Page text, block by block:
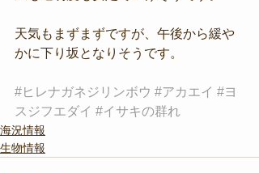
天気もまずまずですが、午後から緩や
かに下り坂となりそうです。
#ヒレナガネジリンボウ #アカエイ #ヨ
スジフエダイ #イサキの群れ
海況情報
生物情報